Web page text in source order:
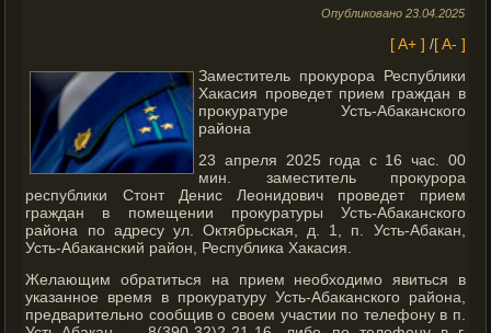
Опубликовано 23.04.2025
[ A+ ] /[ A- ]
Заместитель прокурора Республики
Хакасия проведет прием граждан в
прокуратуре Усть-Абаканского
района
23 апреля 2025 года с 16 час. 00
мин. заместитель прокурора
республики Стонт Денис Леонидович проведет прием
граждан в помещении прокуратуры Усть-Абаканского
района по адресу ул. Октябрьская, д. 1, п. Усть-Абакан,
Усть-Абаканский район, Республика Хакасия.
Желающим обратиться на прием необходимо явиться в
указанное время в прокуратуру Усть-Абаканского района,
предварительно сообщив о своем участии по телефону в п.